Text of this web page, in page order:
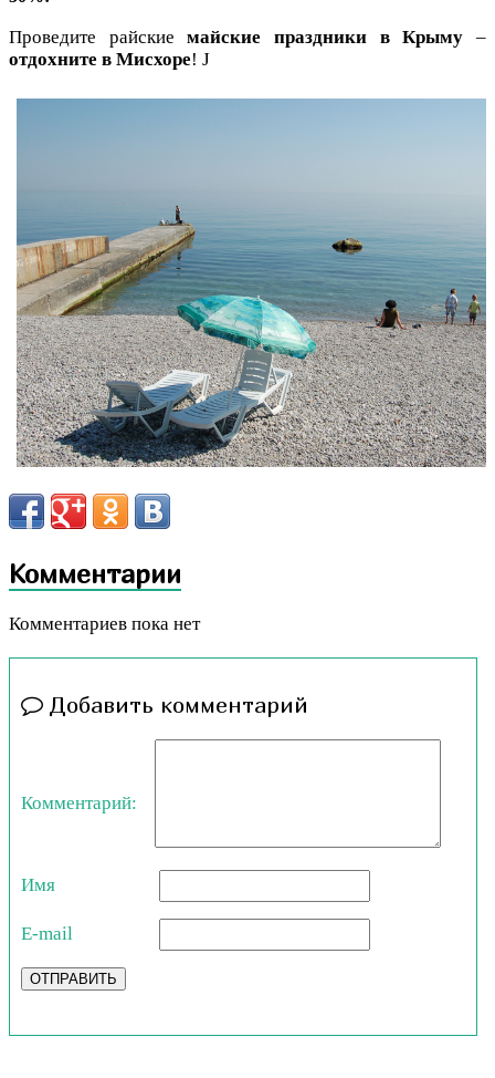
Проведите райскиемайские праздники в Крыму –
отдохните в Мисхоре! J
Комментарии
Комментариев пока нет
Добавить комментарий
Комментарий:
Имя
E-mail
ОТПРАВИТЬ